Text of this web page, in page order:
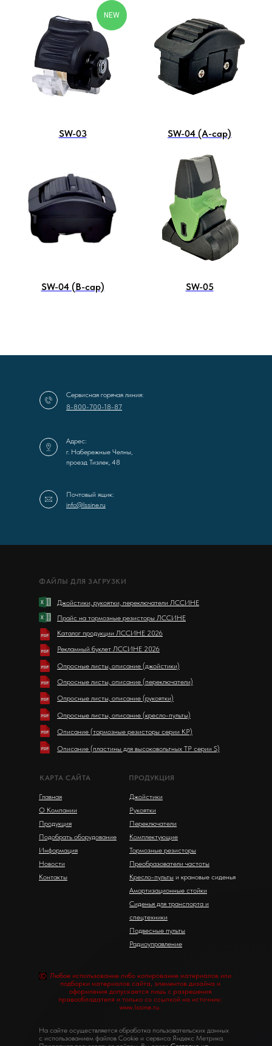
NEW
SW-03 SW-04 (A-cap)
SW-04 (B-cap) SW-05
Сервисная горячая линия:
8-800-700-18-87
г. Набережные Челны,
проезд Тизлек, 48
Адрес:
info@lssine.ru
Почтовый ящик:
ФАЙЛЫ ДЛЯ ЗАГРУЗКИ
Джойстики, рукоятки, переключатели ЛССИНЕ
Опросные листы, описание (джойстики)
КАРТА САЙТА
Главная
О Компании
Продукция
Подобрать оборудование
Информация
Новости
Контакты
ПРОДУКЦИЯ
Джойстики
Рукоятки
Переключатели
Комплектующие
Тормозные резисторы
Преобразователи частоты
Кресло-пульты и крановые сиденья
Амортизационные стойки
Сиденья для транспорта и
спецтехники
Подвесные пульты
Радиоуправление
Опросные листы, описание (рукоятки)
Прайс на тормозные резисторы ЛССИНЕ
Опросные листы, описание (переключатели)
Каталог продукции ЛССИНЕ 2026
Рекламный буклет ЛССИНЕ 2026
Опросные листы, описание (кресло-пульты)
Описание (тормозные резисторы серии KP)
Описание (пластины для высоковольтных ТР серии S)
На сайте осуществляется обработка пользовательских данных
с использованием файлов Cookie и сервиса Яндекс Метрика.
Любое использование либо копирование материалов или
подборки материалов сайта, элементов дизайна и
оформления допускается лишь с разрешения
правообладателя и только со ссылкой на источник:
www.lssine.ru.